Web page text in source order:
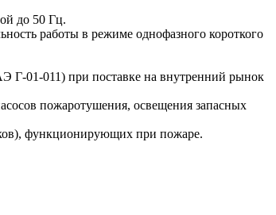
до 50 Гц.
работы в режиме однофазного короткого
Г-01-011) при поставке на внутренний рынок
пожаротушения, освещения запасных
функционирующих при пожаре.